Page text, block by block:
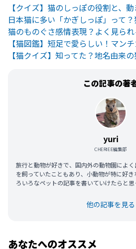
【猫クイズ】知ってた？地名由来
この記事の著
yuri
CHERIEE編集部
旅行と動物が好きで、国内外の動物園によ
を飼っていたこともあり、小動物が特に好
ろいろなペットの記事を書いていけたらと思
他の記事を見る
あなたへのオススメ